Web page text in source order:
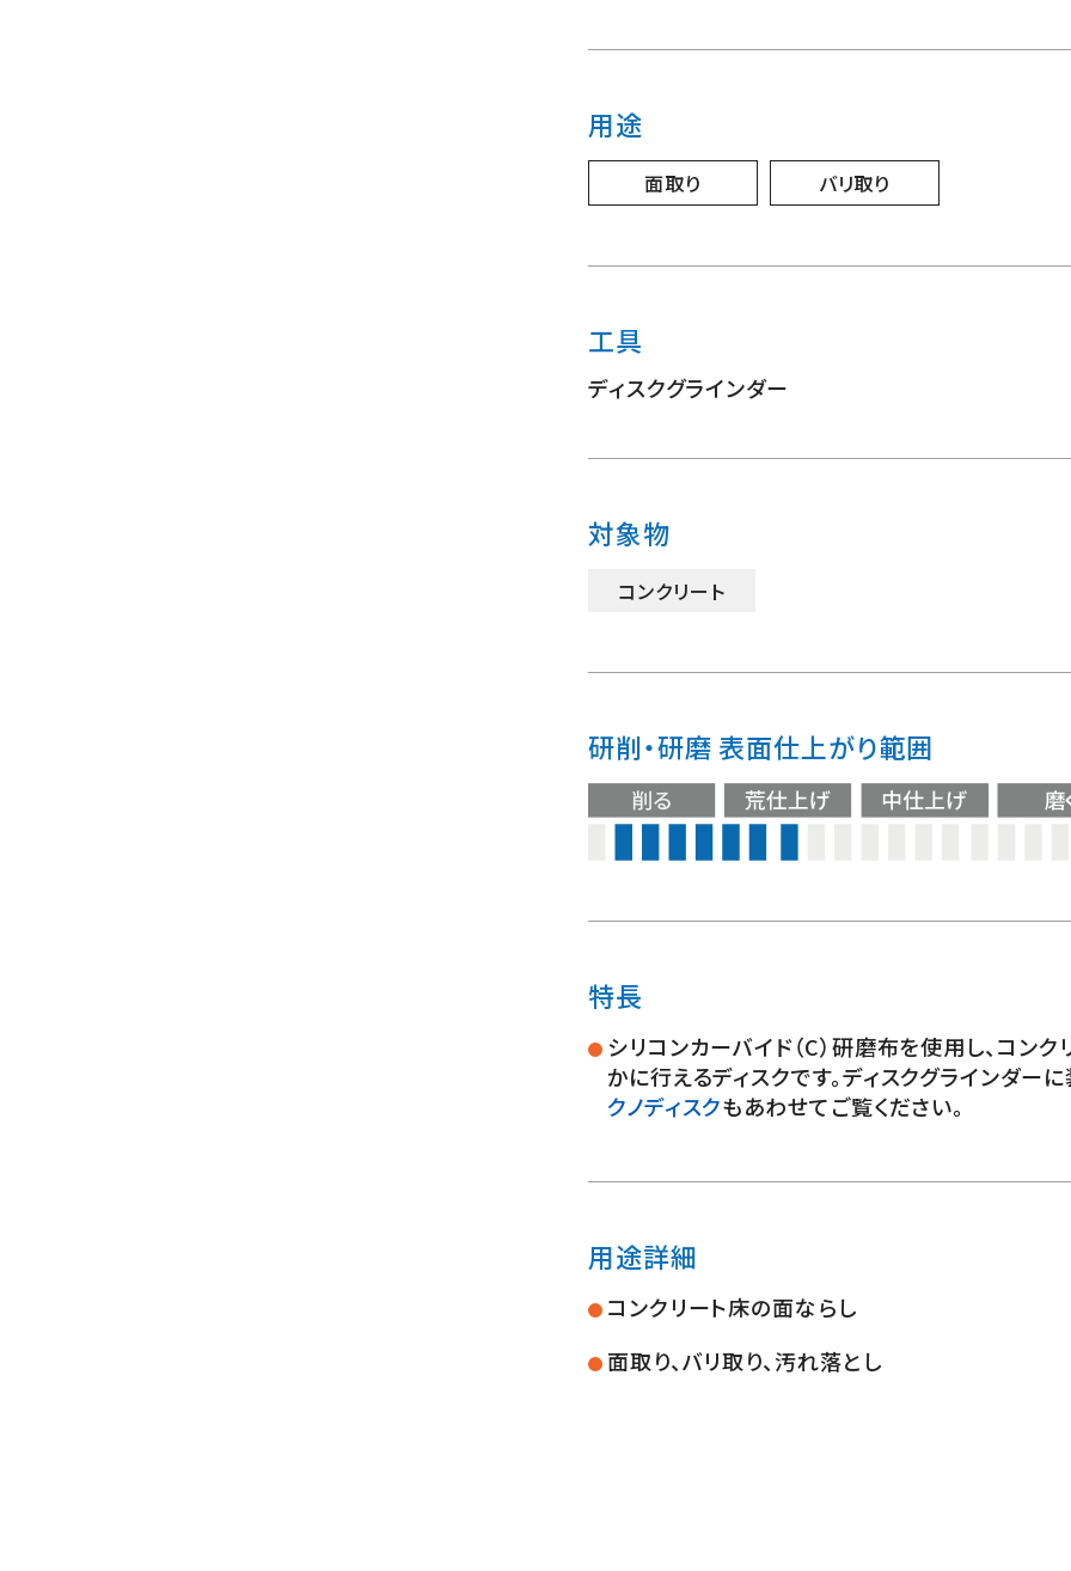
用途
面取り バリ取り
工具
ディスクグラインダー
対象物
コンクリート
研削・研磨 表面仕上がり範囲
特長
シリコンカーバイド（C）研磨布を使用し、コン
かに行えるディスクです。ディスクグラインダー
クノディスクもあわせてご覧ください。
用途詳細
コンクリート床の面ならし
面取り、バリ取り、汚れ落とし